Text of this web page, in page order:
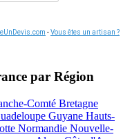
-Vous êtes un artisan ?
par Région
Comté Bretagne
Guyane Hauts-
Normandie Nouvelle-